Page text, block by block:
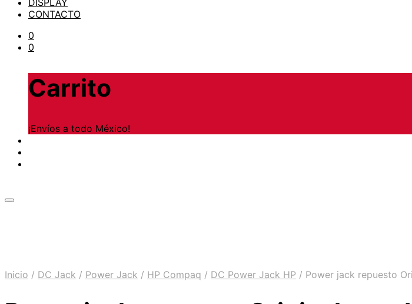
DISPLAY
CONTACTO
0
0
Carrito
¡Envíos a todo México!
Inicio / DC Jack / Power Jack / HP Compaq / DC Power Jack HP / Power jack repuesto